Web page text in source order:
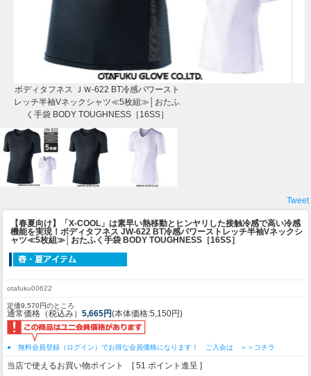
ボディタフネス ＪＷ-622 BT冷感パワースト
レッチ半袖Vネックシャツ≪5枚組≫│おたふ
く手袋 BODY TOUGHNESS［16SS］
Tweet
【春夏向け】「X-COOL」は素早い熱移動とヒンヤリした接触冷感で高い冷感
機能を実現！ ボディタフネス JW-622 BT冷感パワーストレッチ半袖Vネックシ
ャツ≪5枚組≫│おたふく手袋 BODY TOUGHNESS［16SS］
otafuku00622
定価9,570円のところ
通常価格（税込み） 5,665円(本体価格:5,150円)
● 無料会員登録（ログイン）でお得な会員価格になります！ ご入会は ＞＞コチラ
当店で使えるお買い物ポイント [ 51 ポイント進呈 ]